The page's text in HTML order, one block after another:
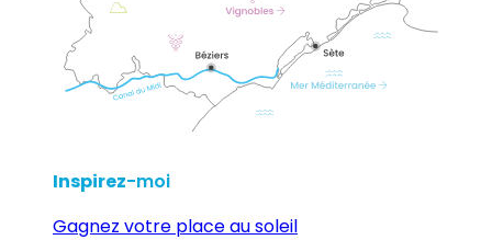
Inspirez-moi
Gagnez votre place au soleil